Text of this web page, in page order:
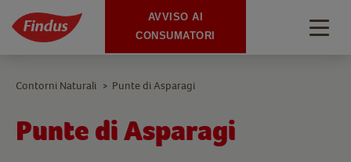
Punte di Asparagi
Contorni Naturali > Punte di Asparagi
AVVISO AI
CONSUMATORI